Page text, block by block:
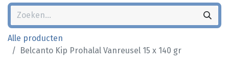
Alle producten
Belcanto Kip Prohalal Vanreusel 15 x 140 gr